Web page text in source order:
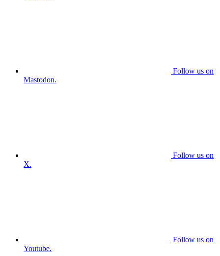
Follow us on
Mastodon.
Follow us on
X.
Follow us on
Youtube.